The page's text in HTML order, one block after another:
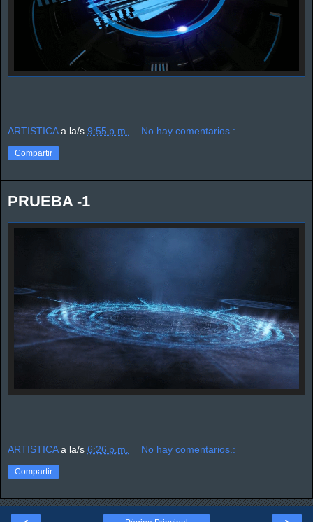
ARTISTICA a la/s 9:55 p.m. No hay comentarios.:
Compartir
PRUEBA -1
ARTISTICA a la/s 6:26 p.m. No hay comentarios.:
Compartir